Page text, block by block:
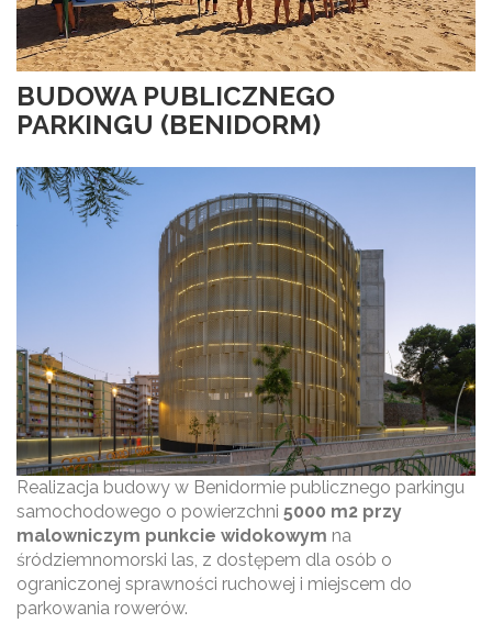
BUDOWA PUBLICZNEGO
PARKINGU (BENIDORM)
Realizacja budowy w Benidormie publicznego parkingu
samochodowego o powierzchni 5000 m2 przy
malowniczym punkcie widokowym na
śródziemnomorski las, z dostępem dla osób o
ograniczonej sprawności ruchowej i miejscem do
parkowania rowerów.